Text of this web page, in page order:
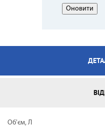
Об'єм, Л